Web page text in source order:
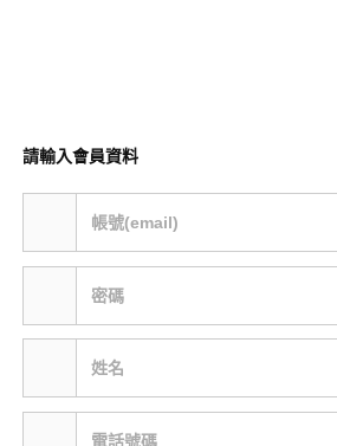
請輸入會員資料
帳號(email)
密碼
姓名
電話號碼